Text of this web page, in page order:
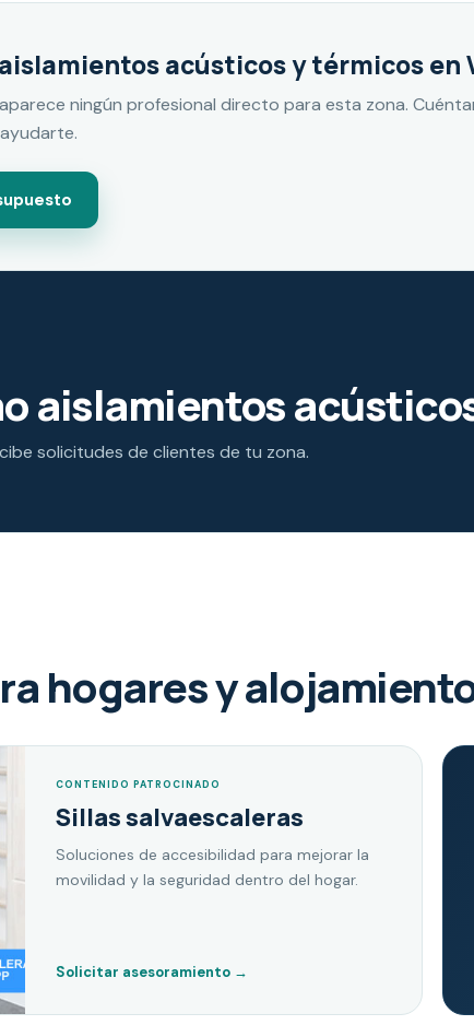
acústicos y térmicos en
ningún profesional directo para esta zona.
aislamientos
solicitudes de clientes de tu zona.
hogares y
CONTENIDO PATROCINADO
Sillas salvaescaleras
Soluciones de accesibilidad para mejorar la
movilidad y la seguridad dentro del hogar.
Solicitar asesoramiento →